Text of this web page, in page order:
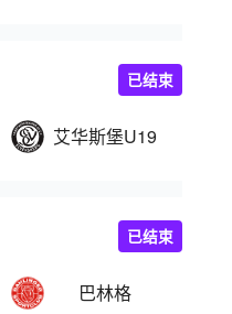
艾华斯堡U19
已结束
巴林格
已结束